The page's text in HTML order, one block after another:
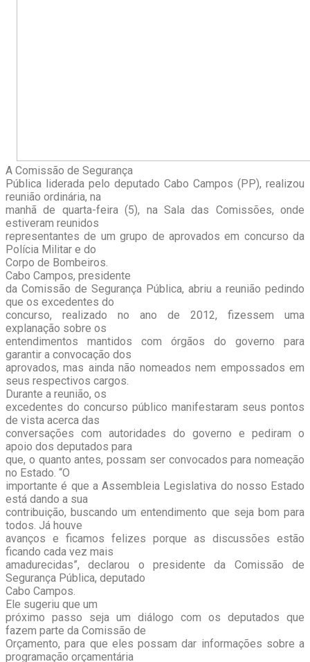
A Comissão de Segurança
Pública liderada pelo deputado Cabo Campos (PP), realizou
reunião ordinária, na
manhã de quarta-feira (5), na Sala das Comissões, onde
estiveram reunidos
representantes de um grupo de aprovados em concurso da
Polícia Militar e do
Corpo de Bombeiros.
Cabo Campos, presidente
da Comissão de Segurança Pública, abriu a reunião pedindo
que os excedentes do
concurso, realizado no ano de 2012, fizessem uma
explanação sobre os
entendimentos mantidos com órgãos do governo para
garantir a convocação dos
aprovados, mas ainda não nomeados nem empossados em
seus respectivos cargos.
Durante a reunião, os
excedentes do concurso público manifestaram seus pontos
de vista acerca das
conversações com autoridades do governo e pediram o
apoio dos deputados para
que, o quanto antes, possam ser convocados para nomeação
no Estado. “O
importante é que a Assembleia Legislativa do nosso Estado
está dando a sua
contribuição, buscando um entendimento que seja bom para
todos. Já houve
avanços e ficamos felizes porque as discussões estão
ficando cada vez mais
amadurecidas”, declarou o presidente da Comissão de
Segurança Pública, deputado
Cabo Campos.
Ele sugeriu que um
próximo passo seja um diálogo com os deputados que
fazem parte da Comissão de
Orçamento, para que eles possam dar informações sobre a
programação orçamentária